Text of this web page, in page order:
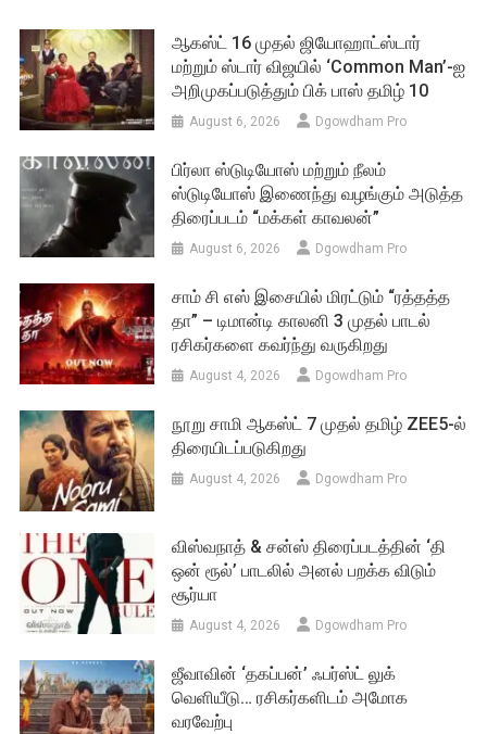
ஆகஸ்ட் 16 முதல் ஜியோஹாட்ஸ்டார்
மற்றும் ஸ்டார் விஜயில் ‘Common Man’-ஐ
அறிமுகப்படுத்தும் பிக் பாஸ் தமிழ் 10
August 6, 2026 Dgowdham Pro
பிர்லா ஸ்டுடியோஸ் மற்றும் நீலம்
ஸ்டுடியோஸ் இணைந்து வழங்கும் அடுத்த
திரைப்படம் “மக்கள் காவலன்”
August 6, 2026 Dgowdham Pro
சாம் சி எஸ் இசையில் மிரட்டும் “ரத்தத்த
தா” – டிமான்டி காலனி 3 முதல் பாடல்
ரசிகர்களை கவர்ந்து வருகிறது
August 4, 2026 Dgowdham Pro
நூறு சாமி ஆகஸ்ட் 7 முதல் தமிழ் ZEE5-ல்
திரையிடப்படுகிறது
August 4, 2026 Dgowdham Pro
விஸ்வநாத் & சன்ஸ் திரைப்படத்தின் ‘தி
ஒன் ரூல்’ பாடலில் அனல் பறக்க விடும்
சூர்யா
August 4, 2026 Dgowdham Pro
ஜீவாவின் ‘தகப்பன்’ ஃபர்ஸ்ட் லுக்
வெளியீடு… ரசிகர்களிடம் அமோக
வரவேற்பு